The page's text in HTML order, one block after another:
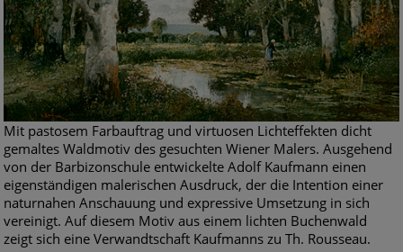
Mit pastosem Farbauftrag und virtuosen Lichteffekten dicht
gemaltes Waldmotiv des gesuchten Wiener Malers. Ausgehend
von der Barbizonschule entwickelte Adolf Kaufmann einen
eigenständigen malerischen Ausdruck, der die Intention einer
naturnahen Anschauung und expressive Umsetzung in sich
vereinigt. Auf diesem Motiv aus einem lichten Buchenwald
zeigt sich eine Verwandtschaft Kaufmanns zu Th. Rousseau.